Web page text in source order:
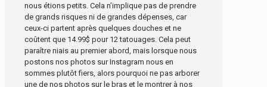
nous étions petits. Cela n’implique pas de prendre
de grands risques ni de grandes dépenses, car
ceux-ci partent après quelques douches et ne
coûtent que 14.99$ pour 12 tatouages. Cela peut
paraître niais au premier abord, mais lorsque nous
postons nos photos sur Instagram nous en
sommes plutôt fiers, alors pourquoi ne pas arborer
une de nos photos sur le bras et le montrer à nos